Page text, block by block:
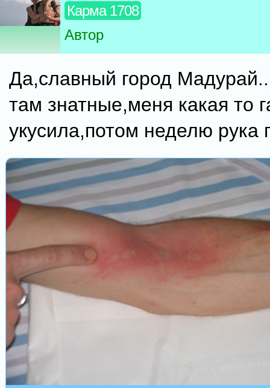
Карма 1708
Автор
Да,славный город
там знатные,меня какая то
укусила,потом неделю рука